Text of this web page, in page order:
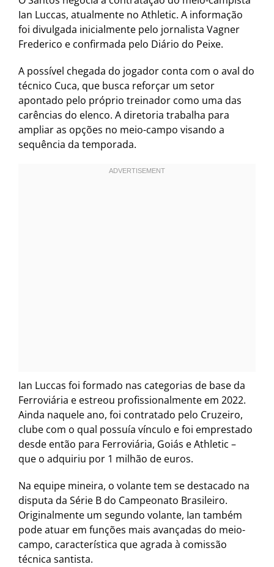
Ian Luccas, atualmente no Athletic. A informação
foi divulgada inicialmente pelo jornalista Vagner
Frederico e confirmada pelo Diário do Peixe.
A possível chegada do jogador conta com o aval do
técnico Cuca, que busca reforçar um setor
apontado pelo próprio treinador como uma das
carências do elenco. A diretoria trabalha para
ampliar as opções no meio-campo visando a
sequência da temporada.
Ian Luccas foi formado nas categorias de base da
Ferroviária e estreou profissionalmente em 2022.
Ainda naquele ano, foi contratado pelo Cruzeiro,
clube com o qual possuía vínculo e foi emprestado
desde então para Ferroviária, Goiás e Athletic –
que o adquiriu por 1 milhão de euros.
Na equipe mineira, o volante tem se destacado na
disputa da Série B do Campeonato Brasileiro.
Originalmente um segundo volante, Ian também
pode atuar em funções mais avançadas do meio-
campo, característica que agrada à comissão
técnica santista.